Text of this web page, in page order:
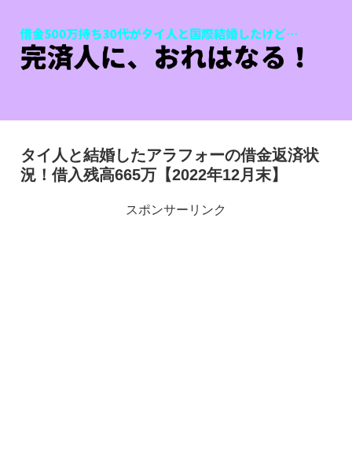
タイ人と結婚したアラフォーの借金返済状
況！借入残高665万【2022年12月末】
スポンサーリンク